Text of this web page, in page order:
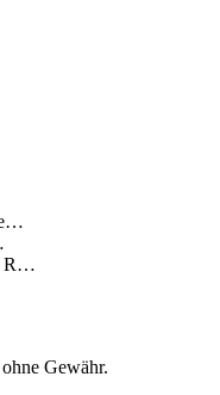
R…
Gewähr.